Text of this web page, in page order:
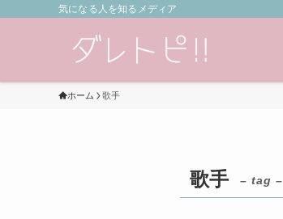
気になる人を知るメディア
ホーム 歌手
歌手 – tag –